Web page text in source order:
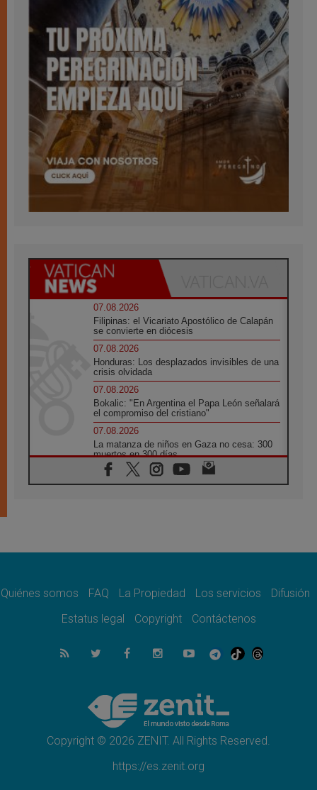
07.08.2026
Filipinas: el Vicariato Apostólico de Calapán
se convierte en diócesis
07.08.2026
Honduras: Los desplazados invisibles de una
crisis olvidada
07.08.2026
Bokalic: "En Argentina el Papa León señalará
el compromiso del cristiano"
07.08.2026
La matanza de niños en Gaza no cesa: 300
muertos en 300 días
07.08.2026
Tagle: La guerra desfigura el mundo, solo la
como misión al servicio del Evangelio
SIGNIS 2026, dar voz a las religiosas en el
07.08.2026
Lanzan un proyecto de empoderamiento
Programa oficial del Viaje Apostólico del
Papa León XIV a Francia
Quiénes somos FAQ La Propiedad Los servicios
Difusión
Estatus legal
Copyright Contáctenos
Copyright © 2026 ZENIT. All Rights Reserved.
https://es.zenit.org